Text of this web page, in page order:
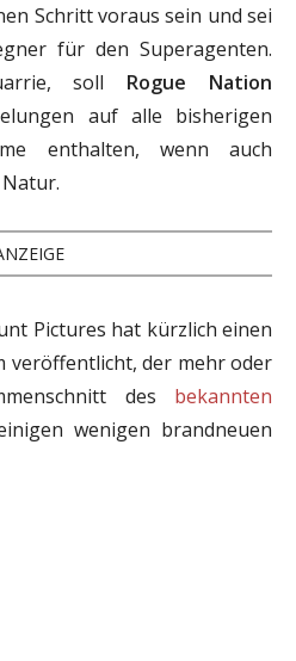
Schritt voraus sein und sei
für den Superagenten.
soll Rogue Nation
auf alle bisherigen
enthalten, wenn auch
Pictures hat kürzlich einen
veröffentlicht, der mehr oder
des bekannten
wenigen brandneuen